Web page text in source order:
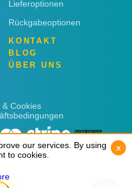
Lieferoptionen
Rückgabeoptionen
KONTAKT
BLOG
ÜBER UNS
Cookies
our services. By using
to cookies.
x
our services. By using
to cookies.
x